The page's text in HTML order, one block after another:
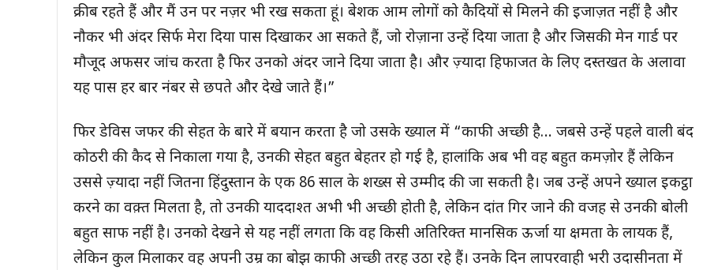
क्रीब रहते हैं और मैं उन पर नज़र भी रख सकता हूं। बेशक आम लोगों को कैदियों से मिलने की इजाज़त नहीं है और
नौकर भी अंदर सिर्फ मेरा दिया पास दिखाकर आ सकते हैं, जो रोज़ाना उन्हें दिया जाता है और जिसकी मेन गार्ड पर
मौजूद अफसर जांच करता है फिर उनको अंदर जाने दिया जाता है। और ज़्यादा हिफाजत के लिए दस्तखत के अलावा
यह पास हर बार नंबर से छपते और देखे जाते हैं।”
फिर डेविस जफर की सेहत के बारे में बयान करता है जो उसके ख्याल में “काफी अच्छी है… जबसे उन्हें पहले वाली बंद
कोठरी की कैद से निकाला गया है, उनकी सेहत बहुत बेहतर हो गई है, हालांकि अब भी वह बहुत कमज़ोर हैं लेकिन
उससे ज़्यादा नहीं जितना हिंदुस्तान के एक 86 साल के शख्स से उम्मीद की जा सकती है। जब उन्हें अपने ख्याल इकट्ठा
करने का वक़्त मिलता है, तो उनकी याददाश्त अभी भी अच्छी होती है, लेकिन दांत गिर जाने की वजह से उनकी बोली
बहुत साफ नहीं है। उनको देखने से यह नहीं लगता कि वह किसी अतिरिक्त मानसिक ऊर्जा या क्षमता के लायक हैं,
लेकिन कुल मिलाकर वह अपनी उम्र का बोझ काफी अच्छी तरह उठा रहे हैं। उनके दिन लापरवाही भरी उदासीनता में